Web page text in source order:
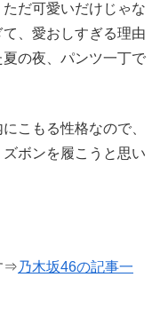
だ可愛いだけじゃな
、愛おしすぎる理由
の夜、パンツ一丁で
こもる性格なので、
ボンを履こうと思い
⇒乃木坂46の記事一